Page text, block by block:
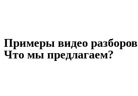
Примеры видео разборов
Что мы предлагаем?